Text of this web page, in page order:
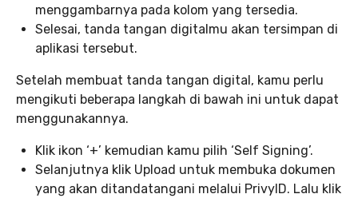
menggambarnya pada kolom yang tersedia.
Selesai, tanda tangan digitalmu akan tersimpan di
aplikasi tersebut.
Setelah membuat tanda tangan digital, kamu perlu
mengikuti beberapa langkah di bawah ini untuk dapat
menggunakannya.
Klik ikon ‘+’ kemudian kamu pilih ‘Self Signing’.
Selanjutnya klik Upload untuk membuka dokumen
yang akan ditandatangani melalui PrivyID. Lalu klik